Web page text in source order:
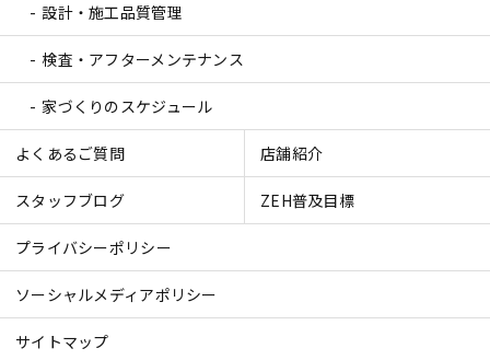
設計・施工品質管理
検査・アフターメンテナンス
家づくりのスケジュール
よくあるご質問 店舗紹介
スタッフブログ ZEH普及目標
プライバシーポリシー
ソーシャルメディアポリシー
サイトマップ